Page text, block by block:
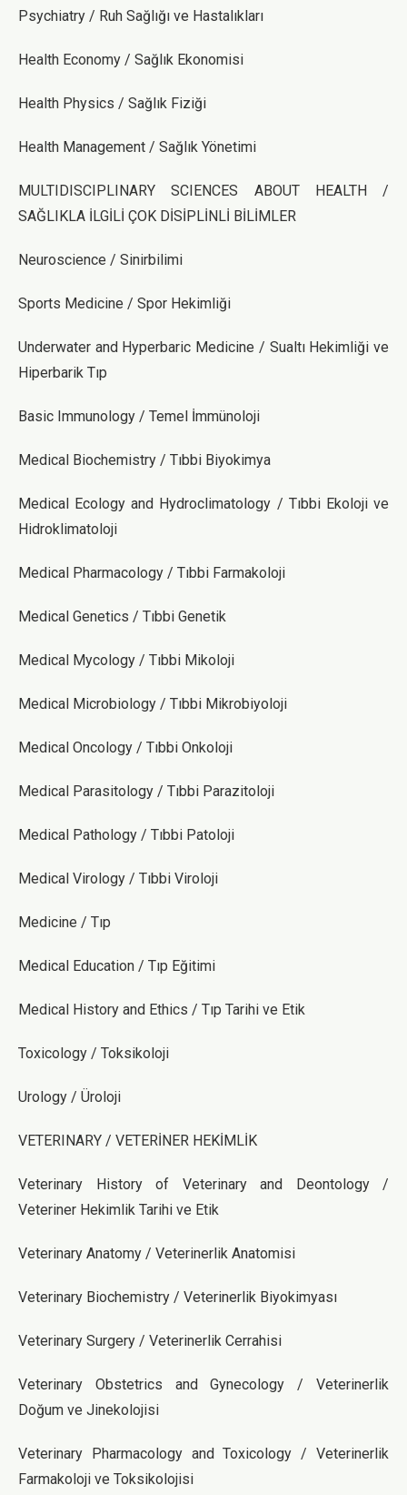
Psychiatry / Ruh Sağlığı ve Hastalıkları
Health Economy / Sağlık Ekonomisi
Health Physics / Sağlık Fiziği
Health Management / Sağlık Yönetimi
MULTIDISCIPLINARY SCIENCES ABOUT HEALTH /
SAĞLIKLA İLGİLİ ÇOK DİSİPLİNLİ BİLİMLER
Neuroscience / Sinirbilimi
Sports Medicine / Spor Hekimliği
Underwater and Hyperbaric Medicine / Sualtı Hekimliği ve
Hiperbarik Tıp
Basic Immunology / Temel İmmünoloji
Medical Biochemistry / Tıbbi Biyokimya
Medical Ecology and Hydroclimatology / Tıbbi Ekoloji ve
Hidroklimatoloji
Medical Pharmacology / Tıbbi Farmakoloji
Medical Genetics / Tıbbi Genetik
Medical Mycology / Tıbbi Mikoloji
Medical Microbiology / Tıbbi Mikrobiyoloji
Medical Oncology / Tıbbi Onkoloji
Medical Parasitology / Tıbbi Parazitoloji
Medical Pathology / Tıbbi Patoloji
Medical Virology / Tıbbi Viroloji
Medicine / Tıp
Medical Education / Tıp Eğitimi
Medical History and Ethics / Tıp Tarihi ve Etik
Toxicology / Toksikoloji
Urology / Üroloji
VETERINARY / VETERİNER HEKİMLİK
Veterinary History of Veterinary and Deontology /
Veteriner Hekimlik Tarihi ve Etik
Veterinary Anatomy / Veterinerlik Anatomisi
Veterinary Biochemistry / Veterinerlik Biyokimyası
Veterinary Surgery / Veterinerlik Cerrahisi
Veterinary Obstetrics and Gynecology / Veterinerlik
Doğum ve Jinekolojisi
Veterinary Pharmacology and Toxicology / Veterinerlik
Farmakoloji ve Toksikolojisi